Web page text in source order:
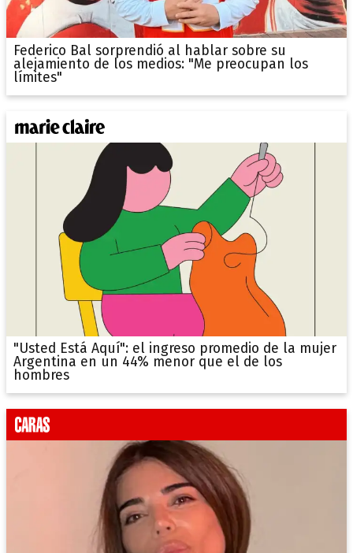
Federico Bal sorprendió al hablar sobre su
alejamiento de los medios: "Me preocupan los
límites"
"Usted Está Aquí": el ingreso promedio de la mujer
Argentina en un 44% menor que el de los
hombres